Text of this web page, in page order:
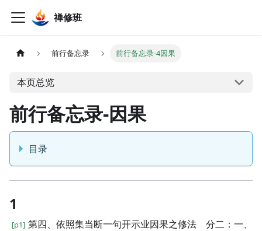
禅修班
前行备忘录 前行备忘录-4因果
本页总览
前行备忘录-因果
目录
1
[p1] 第四、依照集当断一句开示业因果之修法 分二：一、